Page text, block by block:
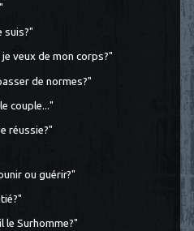
suis?"
veux de mon corps?"
de normes?"
couple..."
réussie?"
ou guérir?"
le Surhomme?"